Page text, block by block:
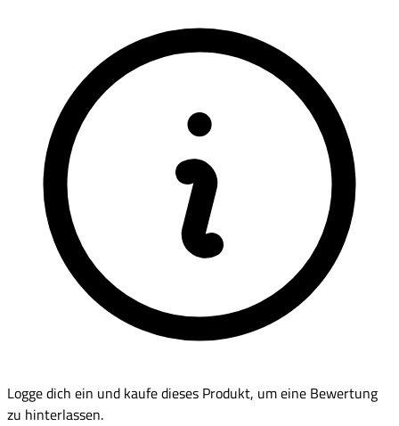
Logge dich ein und kaufe dieses Produkt, um eine Bewertung
zu hinterlassen.